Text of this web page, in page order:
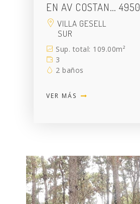
EN AV COSTAN… 4950
VILLA GESELL
SUR
Sup. total: 109.00m²
3
2 baños
VER MÁS